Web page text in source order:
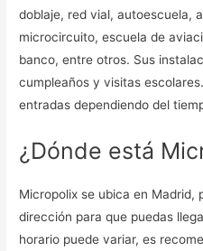
doblaje, red vial, autoescuela,
microcircuito, escuela de
banco, entre otros. Sus
cumpleaños y visitas
entradas dependiendo del
¿Dónde está
Micropolix se ubica en Madrid,
dirección para que puedas
horario puede variar, es